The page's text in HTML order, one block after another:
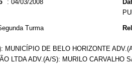
: 04/03/2008
Turma
MUNICÍPIO DE BELO HORIZONTE
LTDA ADV.(A/S): MURILO CARVALHO